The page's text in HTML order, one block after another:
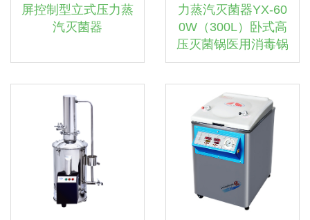
屏控制型立式压力蒸
汽灭菌器
力蒸汽灭菌器YX-60
0W（300L）卧式高
压灭菌锅医用消毒锅